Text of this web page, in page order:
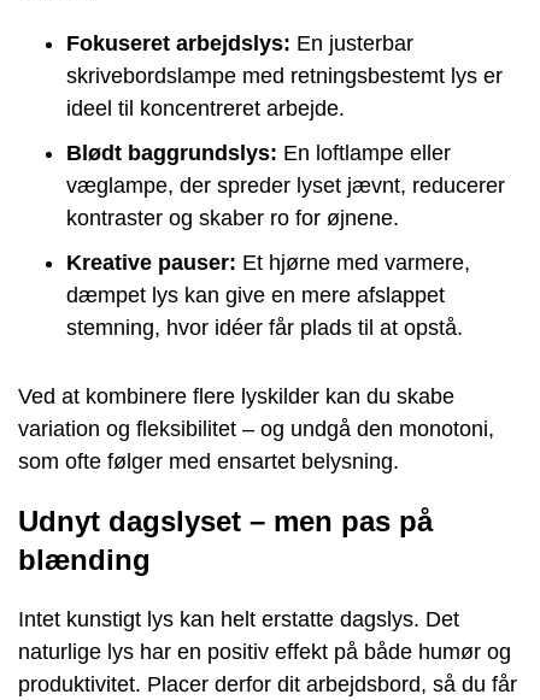
Fokuseret arbejdslys: En justerbar
skrivebordslampe med retningsbestemt lys er
ideel til koncentreret arbejde.
Blødt baggrundslys: En loftlampe eller
væglampe, der spreder lyset jævnt, reducerer
kontraster og skaber ro for øjnene.
Kreative pauser: Et hjørne med varmere,
dæmpet lys kan give en mere afslappet
stemning, hvor idéer får plads til at opstå.
Ved at kombinere flere lyskilder kan du skabe
variation og fleksibilitet – og undgå den monotoni,
som ofte følger med ensartet belysning.
Udnyt dagslyset – men pas på
blænding
Intet kunstigt lys kan helt erstatte dagslys. Det
naturlige lys har en positiv effekt på både humør og
produktivitet. Placer derfor dit arbejdsbord, så du får